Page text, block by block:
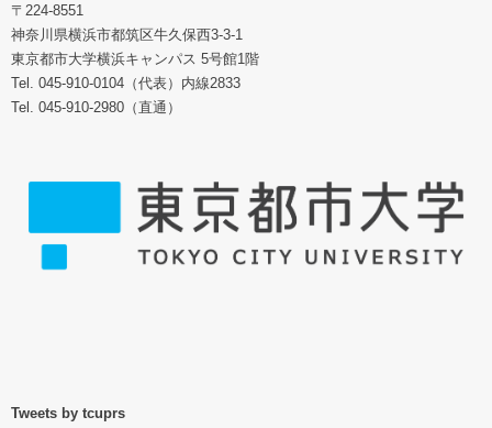
〒224-8551
神奈川県横浜市都筑区牛久保西3-3-1
東京都市大学横浜キャンパス 5号館1階
Tel. 045-910-0104（代表）内線2833
Tel. 045-910-2980（直通）
Tweets by tcuprs